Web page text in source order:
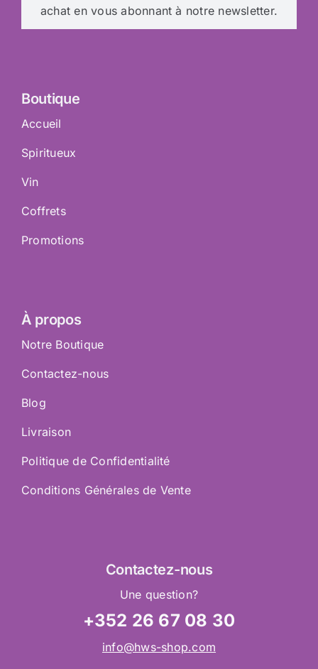
achat en vous abonnant à notre newsletter.
Boutique
Accueil
Spiritueux
Vin
Coffrets
Promotions
À propos
Notre Boutique
Contactez-nous
Blog
Livraison
Politique de Confidentialité
Conditions Générales de Vente
Contactez-nous
Une question?
+352 26 67 08 30
info@hws-shop.com